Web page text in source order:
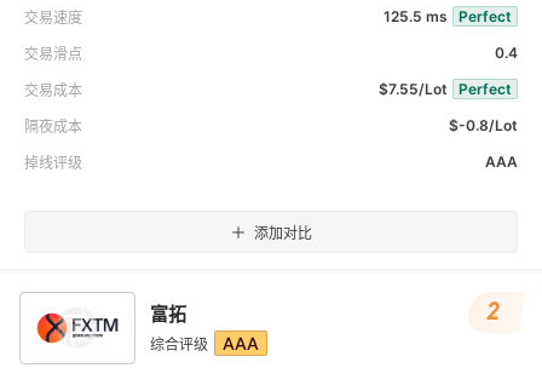
交易速度 125.5 ms Perfect
交易滑点 0.4
交易成本 $7.55/Lot Perfect
隔夜成本 $-0.8/Lot
掉线评级 AAA
添加对比
富拓
综合评级 AAA
2